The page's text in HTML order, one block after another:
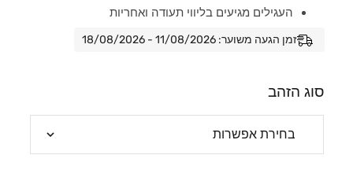
העגילים מגיעים בליווי תעודה ואחריות
זמן הגעה משוער: 11/08/2026 - 18/08/2026
סוג הזהב